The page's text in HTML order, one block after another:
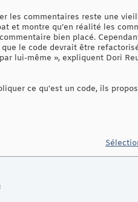
les commentaires reste une
et montre qu’en réalité les
bien placé.
le code devrait être
lui-même », expliquent Dori
ce qu'est un code, ils